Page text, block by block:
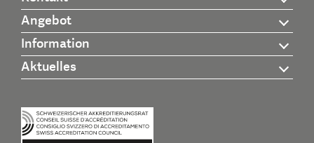
Angebot
Information
Aktuelles